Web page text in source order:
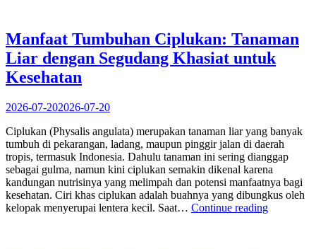
Manfaat Tumbuhan Ciplukan: Tanaman
Liar dengan Segudang Khasiat untuk
Kesehatan
2026-07-202026-07-20
Ciplukan (Physalis angulata) merupakan tanaman liar yang banyak
tumbuh di pekarangan, ladang, maupun pinggir jalan di daerah
tropis, termasuk Indonesia. Dahulu tanaman ini sering dianggap
sebagai gulma, namun kini ciplukan semakin dikenal karena
kandungan nutrisinya yang melimpah dan potensi manfaatnya bagi
kesehatan. Ciri khas ciplukan adalah buahnya yang dibungkus oleh
kelopak menyerupai lentera kecil. Saat… Continue reading“Manfaat